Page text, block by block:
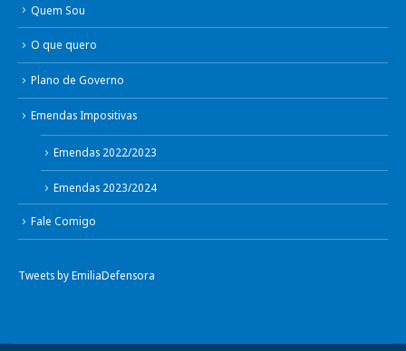
Quem Sou
O que quero
Plano de Governo
Emendas Impositivas
Emendas 2022/2023
Emendas 2023/2024
Fale Comigo
Tweets by EmiliaDefensora